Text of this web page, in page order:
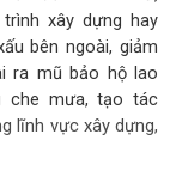
xây dựng hay
bên ngoài, giảm
ra mũ bảo hộ lao
che mưa, tạo tác
lĩnh vực xây dựng,